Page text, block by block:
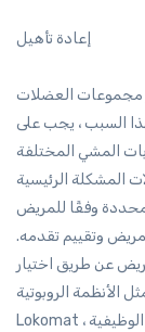
إعادة تأهيل
مجموعات العضلات
السبب ، يجب على
المشي المختلفة
وفقًا للمريض
وتقييم تقدمه.
عن طريق اختيار
الروبوتية (روبوت المشي
Lokomat ، أجهزة التحفيز الكهربائي الوظيفية) ، إعادة التأهيل الافتراضي